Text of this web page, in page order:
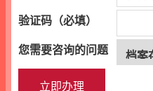
验证码（必填）
您需要咨询的问题